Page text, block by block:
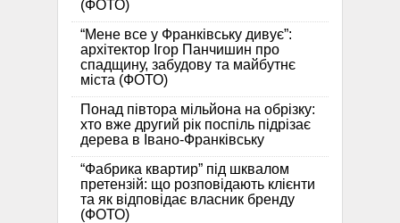
(ФОТО)
“Мене все у Франківську дивує”:
архітектор Ігор Панчишин про
спадщину, забудову та майбутнє
міста (ФОТО)
Понад півтора мільйона на обрізку:
хто вже другий рік поспіль підрізає
дерева в Івано-Франківську
“Фабрика квартир” під шквалом
претензій: що розповідають клієнти
та як відповідає власник бренду
(ФОТО)